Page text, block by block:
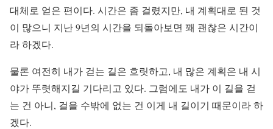
대체로 얻은 편이다. 시간은 좀 걸렸지만, 내 계획대로 된 것
이 많으니 지난 9년의 시간을 되돌아보면 꽤 괜찮은 시간이
라 하겠다.
물론 여전히 내가 걷는 길은 흐릿하고, 내 많은 계획은 내 시
야가 뚜렷해지길 기다리고 있다. 그럼에도 내가 이 길을 걷
는 건 아니, 걸을 수밖에 없는 건 이게 내 길이기 때문이라 하
겠다.